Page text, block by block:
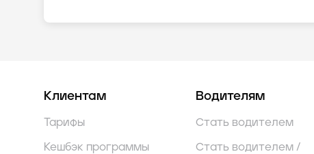
Клиентам
Тарифы
Кешбэк программы
Водителям
Стать водителем
Стать водителем /